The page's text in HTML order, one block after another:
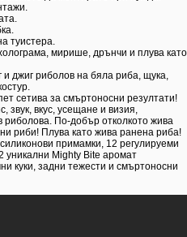
туистера.
мирише, дрънчи и плува като
и джиг риболов на бяла риба, щука,
сетива за смъртоносни резултати!
звук, вкус, усещане и визия,
риболова. По-добър отколкото жива
риби! Плува като жива ранена риба!
примамки, 12 регулируеми
уникални Mighty Bite аромат
куки, задни тежести и смъртоносни